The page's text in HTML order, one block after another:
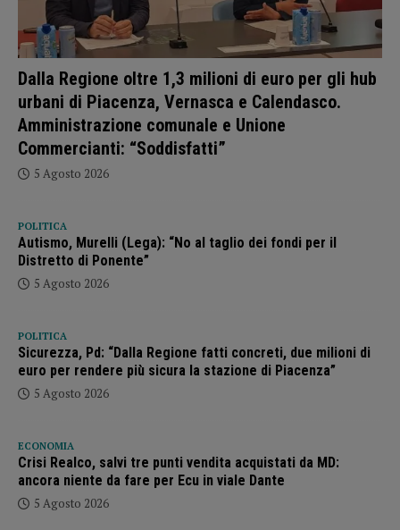
Dalla Regione oltre 1,3 milioni di euro per gli hub
urbani di Piacenza, Vernasca e Calendasco.
Amministrazione comunale e Unione
Commercianti: “Soddisfatti”
5 Agosto 2026
POLITICA
Autismo, Murelli (Lega): “No al taglio dei fondi per il
Distretto di Ponente”
5 Agosto 2026
POLITICA
Sicurezza, Pd: “Dalla Regione fatti concreti, due milioni di
euro per rendere più sicura la stazione di Piacenza”
5 Agosto 2026
ECONOMIA
Crisi Realco, salvi tre punti vendita acquistati da MD:
ancora niente da fare per Ecu in viale Dante
5 Agosto 2026